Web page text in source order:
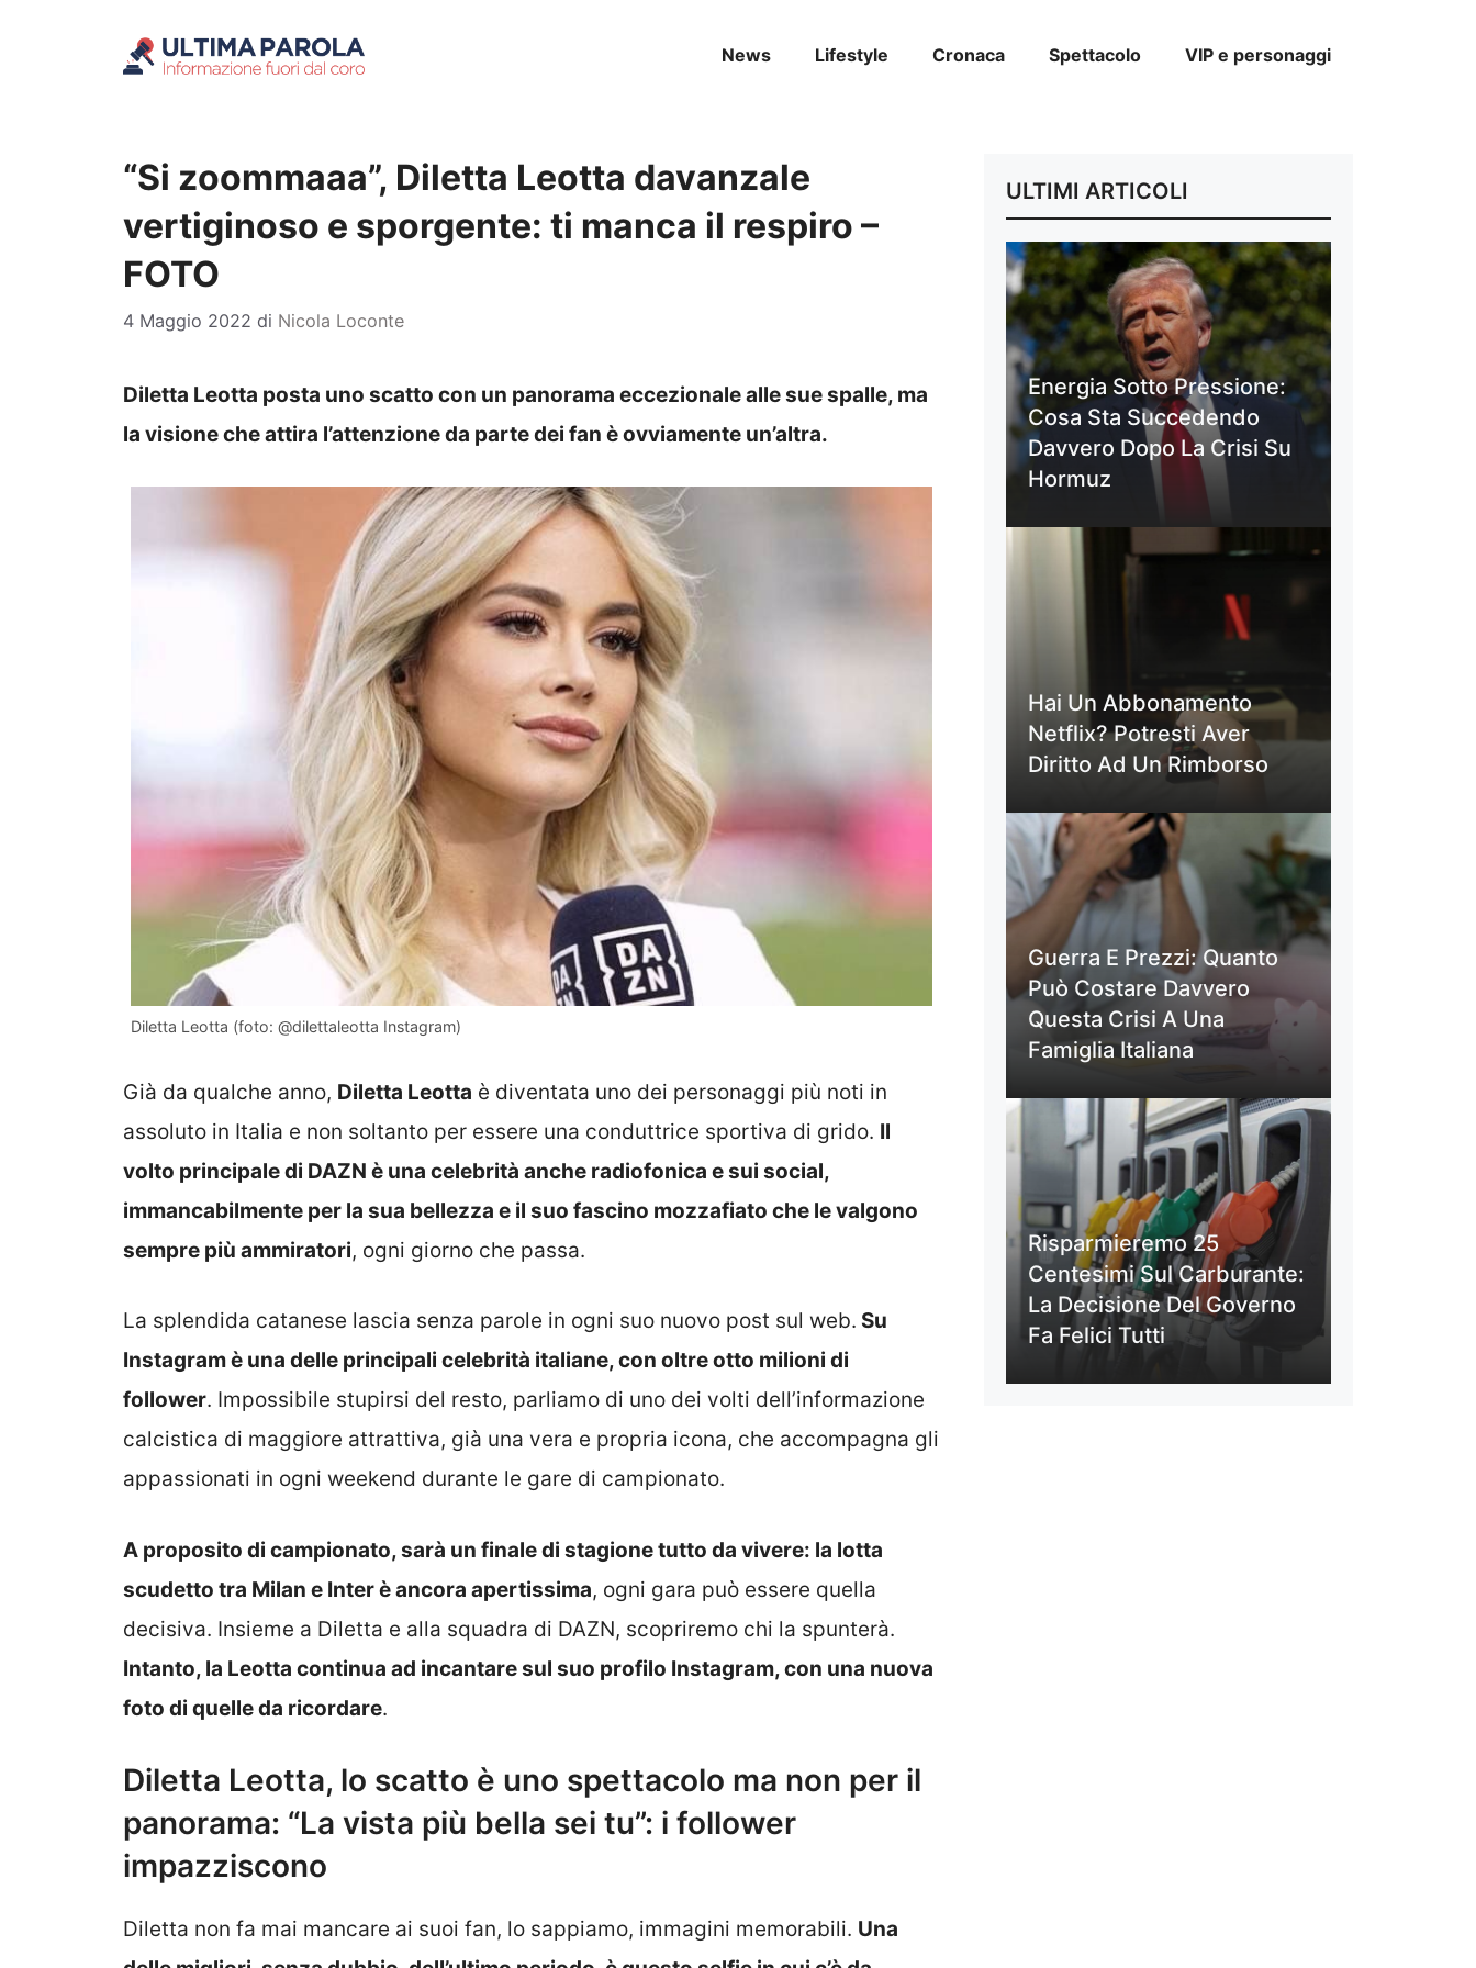
News Lifestyle Cronaca Spettacolo VIP e personaggi
“Si zoommaaa”, Diletta Leotta davanzale
vertiginoso e sporgente: ti manca il respiro –
FOTO
4 Maggio 2022 di Nicola Loconte
Diletta Leotta posta uno scatto con un panorama eccezionale alle sue spalle, ma
la visione che attira l’attenzione da parte dei fan è ovviamente un’altra.
Diletta Leotta (foto: @dilettaleotta Instagram)
Già da qualche anno, Diletta Leotta è diventata uno dei personaggi più noti in
assoluto in Italia e non soltanto per essere una conduttrice sportiva di grido. Il
volto principale di DAZN è una celebrità anche radiofonica e sui social,
immancabilmente per la sua bellezza e il suo fascino mozzafiato che le valgono
sempre più ammiratori, ogni giorno che passa.
La splendida catanese lascia senza parole in ogni suo nuovo post sul web. Su
Instagram è una delle principali celebrità italiane, con oltre otto milioni di
follower. Impossibile stupirsi del resto, parliamo di uno dei volti dell’informazione
calcistica di maggiore attrattiva, già una vera e propria icona, che accompagna gli
appassionati in ogni weekend durante le gare di campionato.
A proposito di campionato, sarà un finale di stagione tutto da vivere: la lotta
scudetto tra Milan e Inter è ancora apertissima, ogni gara può essere quella
decisiva. Insieme a Diletta e alla squadra di DAZN, scopriremo chi la spunterà.
Intanto, la Leotta continua ad incantare sul suo profilo Instagram, con una nuova
foto di quelle da ricordare.
Diletta Leotta, lo scatto è uno spettacolo ma non per il
panorama: “La vista più bella sei tu”: i follower
impazziscono
Diletta non fa mai mancare ai suoi fan, lo sappiamo, immagini memorabili. Una
ULTIMI ARTICOLI
Energia Sotto Pressione:
Cosa Sta Succedendo
Davvero Dopo La Crisi Su
Hormuz
Hai Un Abbonamento
Netflix? Potresti Aver
Diritto Ad Un Rimborso
Guerra E Prezzi: Quanto
Può Costare Davvero
Questa Crisi A Una
Famiglia Italiana
Risparmieremo 25
Centesimi Sul Carburante:
La Decisione Del Governo
Fa Felici Tutti